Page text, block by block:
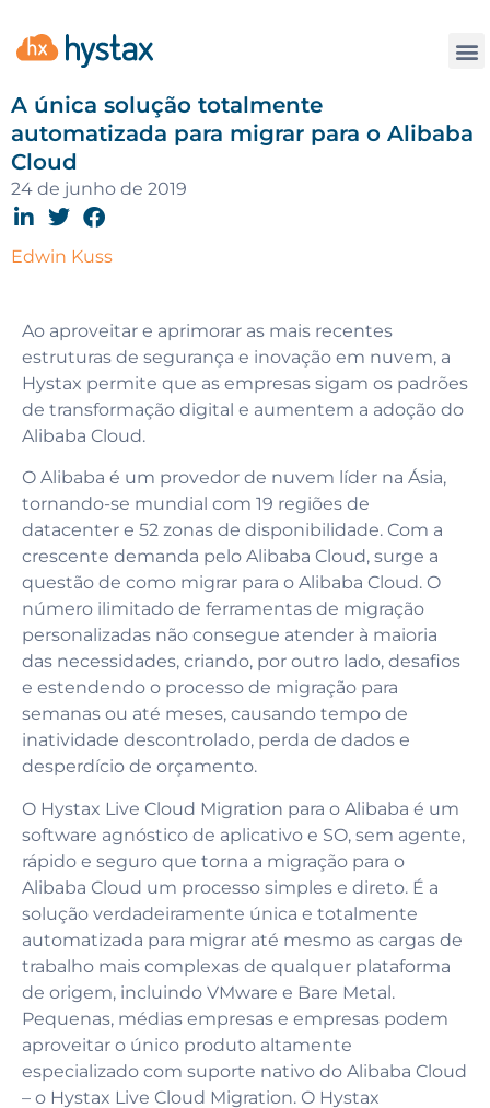
A única solução totalmente
automatizada para migrar para o Alibaba
Cloud
24 de junho de 2019
Edwin Kuss
Ao aproveitar e aprimorar as mais recentes
estruturas de segurança e inovação em nuvem, a
Hystax permite que as empresas sigam os padrões
de transformação digital e aumentem a adoção do
Alibaba Cloud.
O Alibaba é um provedor de nuvem líder na Ásia,
tornando-se mundial com 19 regiões de
datacenter e 52 zonas de disponibilidade. Com a
crescente demanda pelo Alibaba Cloud, surge a
questão de como migrar para o Alibaba Cloud. O
número ilimitado de ferramentas de migração
personalizadas não consegue atender à maioria
das necessidades, criando, por outro lado, desafios
e estendendo o processo de migração para
semanas ou até meses, causando tempo de
inatividade descontrolado, perda de dados e
desperdício de orçamento.
O Hystax Live Cloud Migration para o Alibaba é um
software agnóstico de aplicativo e SO, sem agente,
rápido e seguro que torna a migração para o
Alibaba Cloud um processo simples e direto. É a
solução verdadeiramente única e totalmente
automatizada para migrar até mesmo as cargas de
trabalho mais complexas de qualquer plataforma
de origem, incluindo VMware e Bare Metal.
Pequenas, médias empresas e empresas podem
aproveitar o único produto altamente
especializado com suporte nativo do Alibaba Cloud
– o Hystax Live Cloud Migration. O Hystax